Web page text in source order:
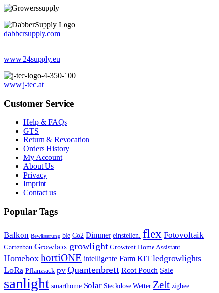
dabbersupply.com
www.24supply.eu
www.j-tec.at
Customer Service
Help & FAQs
GTS
Return & Revocation
Orders History
My Account
About Us
Privacy
Imprint
Contact us
Popular Tags
Balkon Bewässerung ble Co2 Dimmer einstellen. flex Fotovoltaik
Gartenbau Growbox growlight Growtent Home Assistant
Homebox hortiONE intelligente Farm KIT ledgrowlights
LoRa Pflanzsack pv Quantenbrett Root Pouch Sale
sanlight smarthome Solar Steckdose Wetter Zelt zigbee